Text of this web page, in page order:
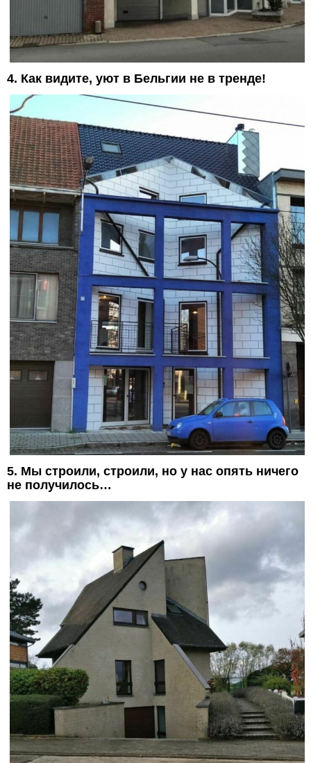
4. Как видите, уют в Бельгии не в тренде!
5. Мы строили, строили, но у нас опять ничего
не получилось…